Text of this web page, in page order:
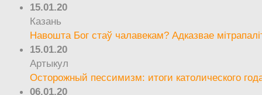
15.01.20
Казань
Навошта Бог стаў чалавекам? Адказвае
15.01.20
Артыкул
Осторожный пессимизм: итоги католического
06.01.20